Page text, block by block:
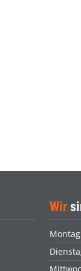
Wir
Montag